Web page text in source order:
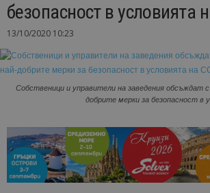
безопасност в условията
13/10/2020 10:23
Собственици и управители на заведения обсъждат с
добрите мерки за безопасност в